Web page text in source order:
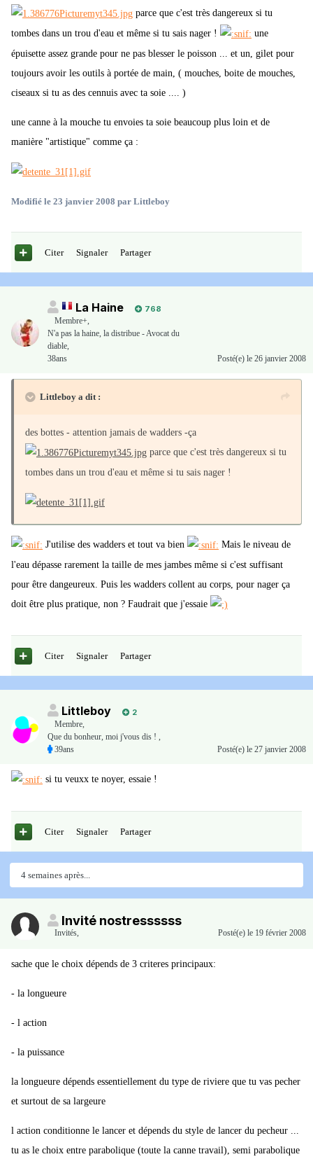
parce que c'est très dangereux si tu
tombes dans un trou d'eau et même si tu sais nager !
une
épuisette assez grande pour ne pas blesser le poisson ... et un, gilet pour
toujours avoir les outils à portée de main, ( mouches, boite de mouches,
ciseaux si tu as des cennuis avec ta soie .... )
une canne à la mouche tu envoies ta soie beaucoup plus loin et de
manière "artistique" comme ça :
Modifié le 23 janvier 2008 par Littleboy
Citer Signaler Partager
La Haine
768
Membre+,
N'a pas la haine, la distribue - Avocat du
diable,
38ans
Posté(e) le 26 janvier 2008
Littleboy a dit :
des bottes - attention jamais de wadders -ça
parce que c'est très dangereux si tu
tombes dans un trou d'eau et même si tu sais nager !
J'utilise des wadders et tout va bien
Mais le niveau de
l'eau dépasse rarement la taille de mes jambes même si c'est suffisant
pour être dangeureux. Puis les wadders collent au corps, pour nager ça
doit être plus pratique, non ? Faudrait que j'essaie
Citer Signaler Partager
Littleboy
2
Membre,
Que du bonheur, moi j'vous dis ! ,
39ans
Posté(e) le 27 janvier 2008
si tu veuxx te noyer, essaie !
Citer Signaler Partager
4 semaines après...
Invité nostressssss
Invités, Posté(e) le 19 février 2008
sache que le choix dépends de 3 criteres principaux:
- la longueure
- l action
- la puissance
la longueure dépends essentiellement du type de riviere que tu vas pecher
et surtout de sa largeure
l action conditionne le lancer et dépends du style de lancer du pecheur ...
tu as le choix entre parabolique (toute la canne travail), semi parabolique